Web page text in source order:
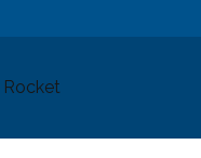
Rocket